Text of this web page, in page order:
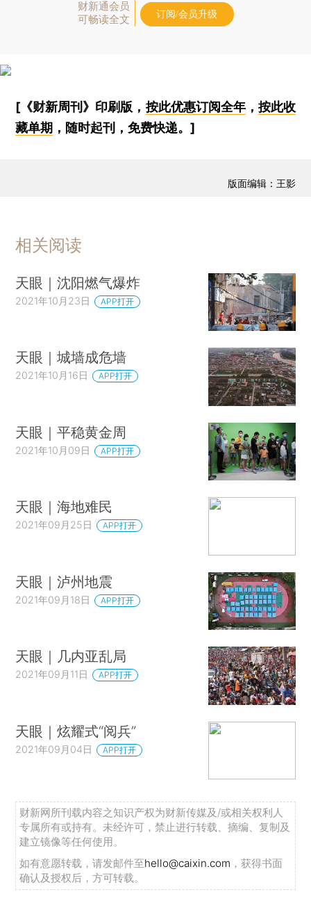
财新通会员
可畅读全文
订阅/会员升级
[《财新周刊》印刷版， 按此优惠订阅全年， 按此收
藏单期 ，随时起刊，免费快递。]
版面编辑：王影
相关阅读
天眼｜沈阳燃气爆炸
2021年10月23日 APP打开
天眼｜城墙成危墙
2021年10月16日 APP打开
天眼｜平稳黄金周
2021年10月09日 APP打开
天眼｜海地难民
2021年09月25日 APP打开
天眼｜泸州地震
2021年09月18日 APP打开
天眼｜几内亚乱局
2021年09月11日 APP打开
天眼｜炫耀式“阅兵”
2021年09月04日 APP打开
财新网所刊载内容之知识产权为财新传媒及/或相关权利人
专属所有或持有。未经许可，禁止进行转载、摘编、复制及
建立镜像等任何使用。
如有意愿转载，请发邮件至hello@caixin.com ，获得书面
确认及授权后，方可转载。